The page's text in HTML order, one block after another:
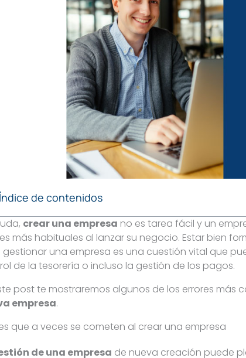
Índice de contenidos
crear una empresa no es tarea fácil y un
más habituales al lanzar su negocio. Estar bien
gestionar una empresa es una cuestión vital que
de la tesorería o incluso la gestión de los pagos.
post te mostraremos algunos de los errores
empresa.
que a veces se cometen al crear una empresa
de una empresa de nueva creación puede